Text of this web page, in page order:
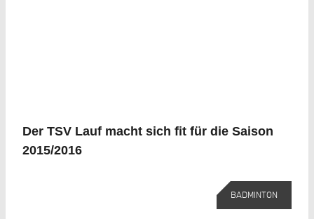
Der TSV Lauf macht sich fit für die Saison
2015/2016
BADMINTON